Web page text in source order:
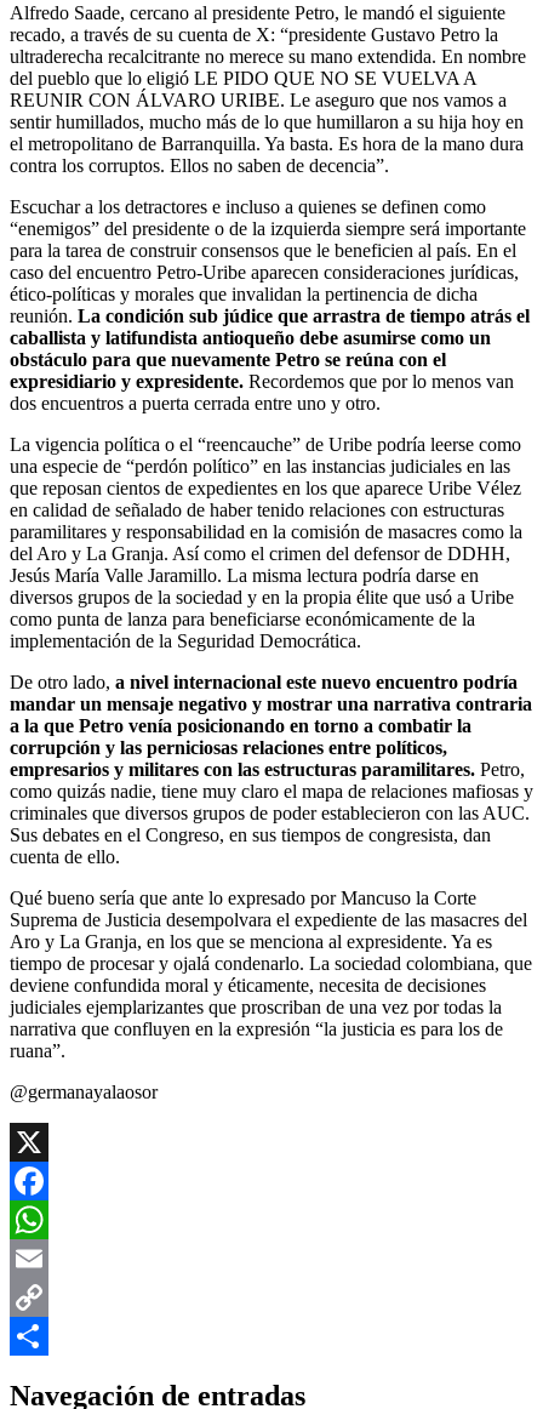
Alfredo Saade, cercano al presidente Petro, le mandó el siguiente
recado, a través de su cuenta de X: “presidente Gustavo Petro la
ultraderecha recalcitrante no merece su mano extendida. En nombre
del pueblo que lo eligió LE PIDO QUE NO SE VUELVA A
REUNIR CON ÁLVARO URIBE. Le aseguro que nos vamos a
sentir humillados, mucho más de lo que humillaron a su hija hoy en
el metropolitano de Barranquilla. Ya basta. Es hora de la mano dura
contra los corruptos. Ellos no saben de decencia”.
Escuchar a los detractores e incluso a quienes se definen como
“enemigos” del presidente o de la izquierda siempre será importante
para la tarea de construir consensos que le beneficien al país. En el
caso del encuentro Petro-Uribe aparecen consideraciones jurídicas,
ético-políticas y morales que invalidan la pertinencia de dicha
reunión. La condición sub júdice que arrastra de tiempo atrás el
caballista y latifundista antioqueño debe asumirse como un
obstáculo para que nuevamente Petro se reúna con el
expresidiario y expresidente. Recordemos que por lo menos van
dos encuentros a puerta cerrada entre uno y otro.
La vigencia política o el “reencauche” de Uribe podría leerse como
una especie de “perdón político” en las instancias judiciales en las
que reposan cientos de expedientes en los que aparece Uribe Vélez
en calidad de señalado de haber tenido relaciones con estructuras
paramilitares y responsabilidad en la comisión de masacres como la
del Aro y La Granja. Así como el crimen del defensor de DDHH,
Jesús María Valle Jaramillo. La misma lectura podría darse en
diversos grupos de la sociedad y en la propia élite que usó a Uribe
como punta de lanza para beneficiarse económicamente de la
implementación de la Seguridad Democrática.
De otro lado, a nivel internacional este nuevo encuentro podría
mandar un mensaje negativo y mostrar una narrativa contraria
a la que Petro venía posicionando en torno a combatir la
corrupción y las perniciosas relaciones entre políticos,
empresarios y militares con las estructuras paramilitares. Petro,
como quizás nadie, tiene muy claro el mapa de relaciones mafiosas y
criminales que diversos grupos de poder establecieron con las AUC.
Sus debates en el Congreso, en sus tiempos de congresista, dan
cuenta de ello.
Qué bueno sería que ante lo expresado por Mancuso la Corte
Suprema de Justicia desempolvara el expediente de las masacres del
Aro y La Granja, en los que se menciona al expresidente. Ya es
tiempo de procesar y ojalá condenarlo. La sociedad colombiana, que
deviene confundida moral y éticamente, necesita de decisiones
judiciales ejemplarizantes que proscriban de una vez por todas la
narrativa que confluyen en la expresión “la justicia es para los de
ruana”.
@germanayalaosor
X
Facebook
WhatsApp
Email
Copy
Navegación de entradas